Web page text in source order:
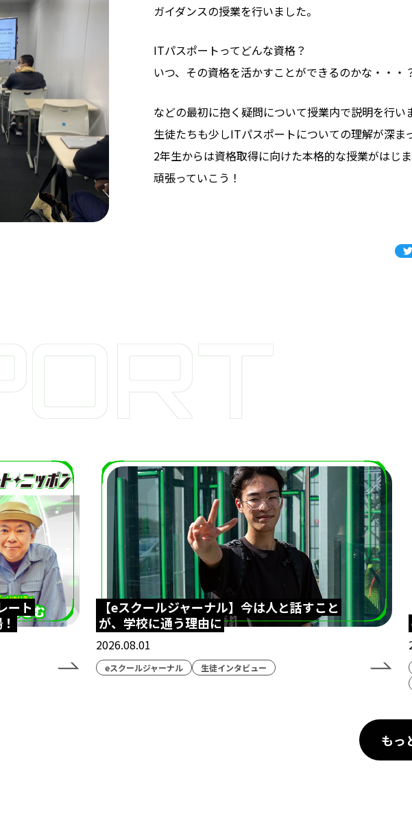
ガイダンスの授業を行いました。
ITパスポートってどんな資格？
いつ、その資格を活かすことができるのかな・・・
などの最初に抱く疑問について授業内で説明を行い
生徒たちも少しITパスポートについての理解が深ま
2年生からは資格取得に向けた本格的な授業がはじま
頑張っていこう！
ート
【eスクールジャーナル】今は人と話すこと
が、学校に通う理由に
2026.08.01
eスクールジャーナル 生徒インタビュー
もっ